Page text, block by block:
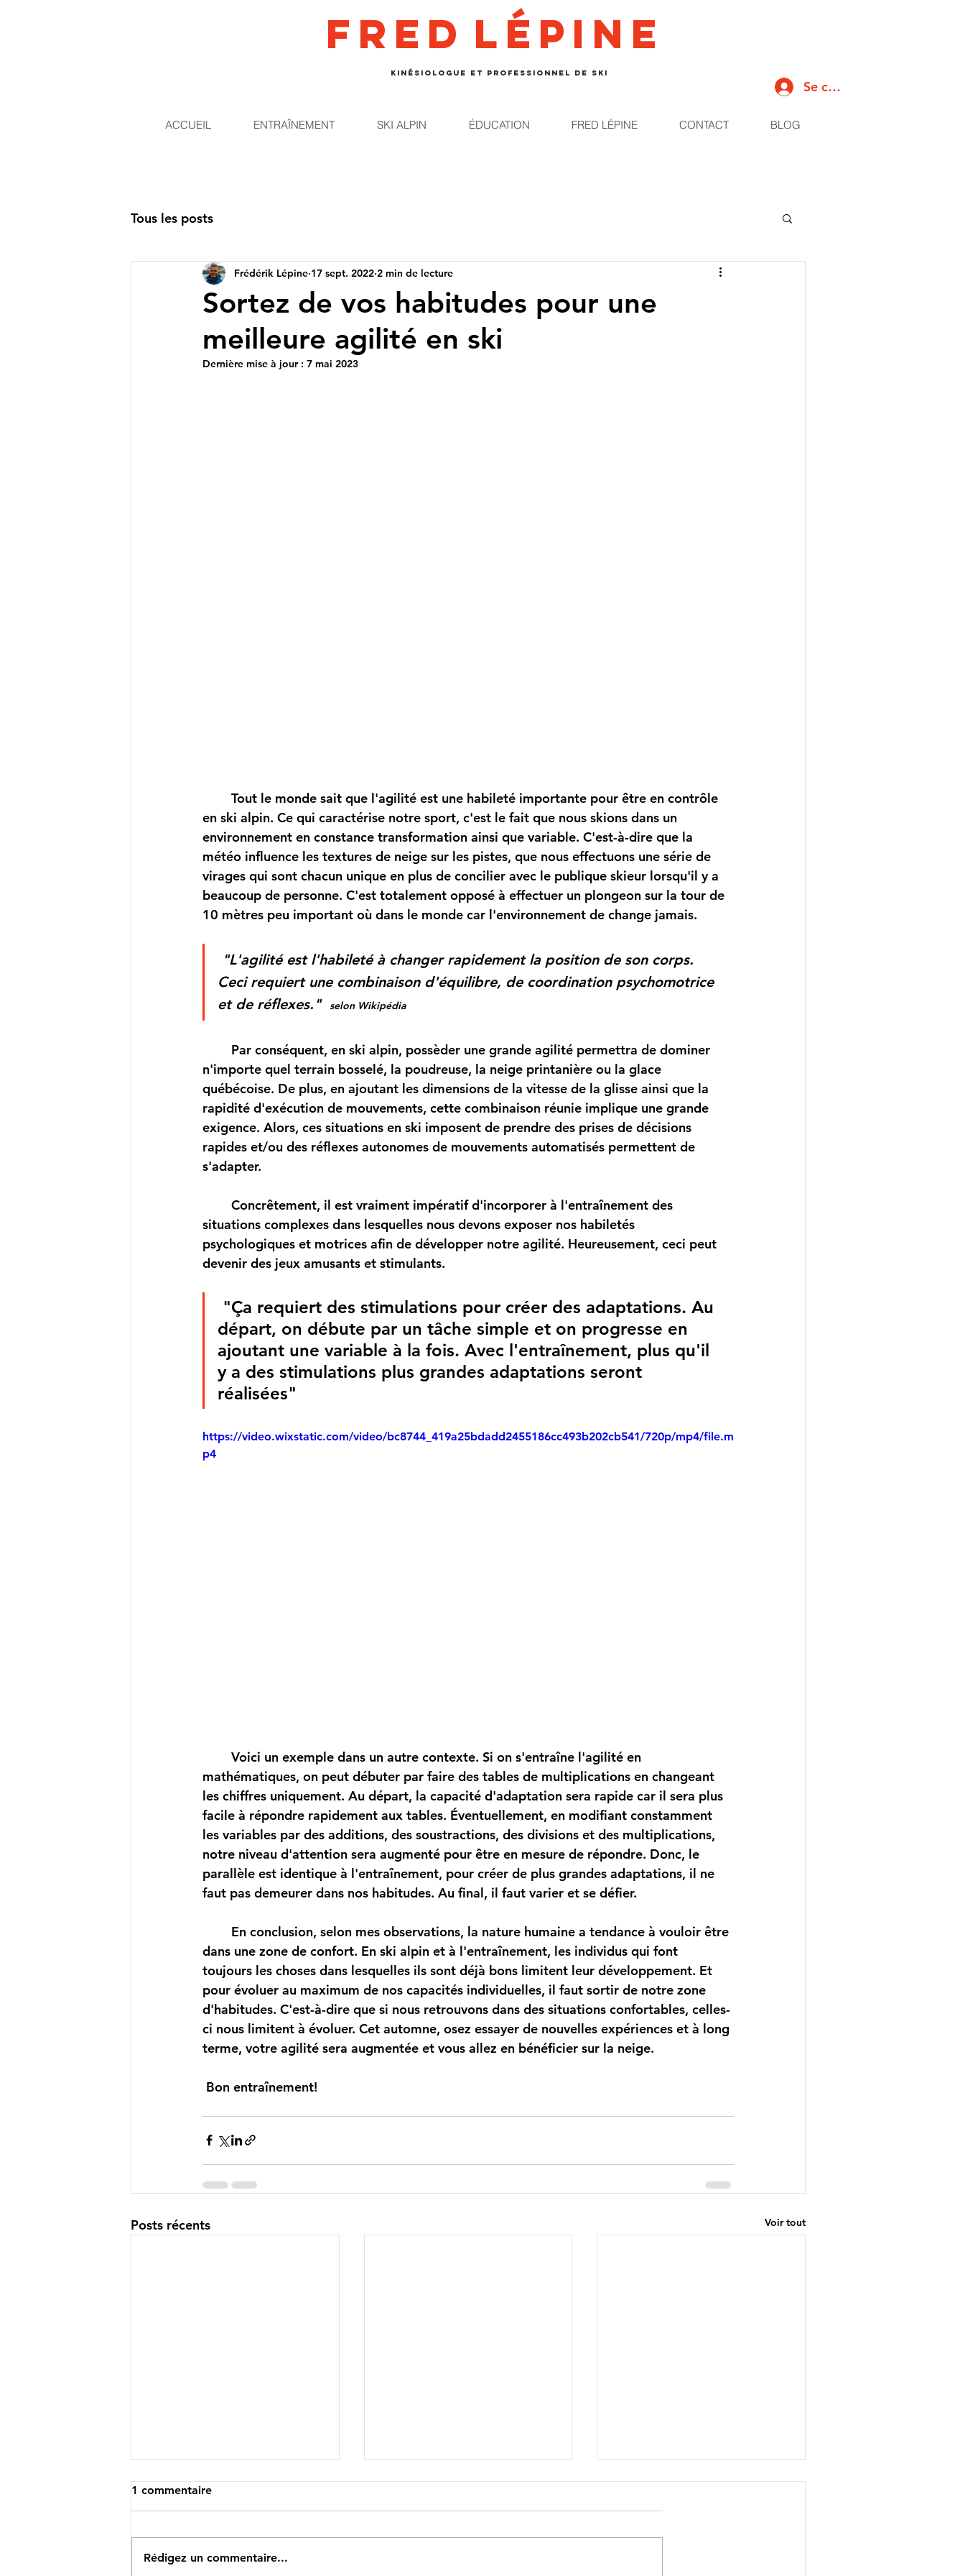
Fred lépine
kinésiologue et professionnel de ski
Se connecter
ACCUEIL ENTRAÎNEMENT SKI ALPIN ÉDUCATION FRED LÉPINE CONTACT BLOG
Tous les posts
Sortez de vos habitudes pour une
meilleure agilité en ski
Frédérik Lépine 17 sept. 2022 2 min de lecture
Dernière mise à jour : 7 mai 2023
en ski alpin. Ce qui caractérise notre sport, c'est le fait que nous skions dans un
environnement en constance transformation ainsi que variable. C'est-à-dire que la
météo influence les textures de neige sur les pistes, que nous effectuons une série de
virages qui sont chacun unique en plus de concilier avec le publique skieur lorsqu'il y a
beaucoup de personne. C'est totalement opposé à effectuer un plongeon sur la tour de
10 mètres peu important où dans le monde car l'environnement de change jamais.
"L'agilité est l'habileté à changer rapidement la position de son corps.
Ceci requiert une combinaison d'équilibre, de coordination psychomotrice
et de réflexes." selon Wikipédia
n'importe quel terrain bosselé, la poudreuse, la neige printanière ou la glace
québécoise. De plus, en ajoutant les dimensions de la vitesse de la glisse ainsi que la
rapidité d'exécution de mouvements, cette combinaison réunie implique une grande
exigence. Alors, ces situations en ski imposent de prendre des prises de décisions
rapides et/ou des réflexes autonomes de mouvements automatisés permettent de
s'adapter.
situations complexes dans lesquelles nous devons exposer nos habiletés
psychologiques et motrices afin de développer notre agilité. Heureusement, ceci peut
devenir des jeux amusants et stimulants.
départ, on débute par un tâche simple et on progresse en
ajoutant une variable à la fois. Avec l'entraînement, plus qu'il
y a des stimulations plus grandes adaptations seront
réalisées"
https://video.wixstatic.com/video/bc8744_419a25bdadd2455186cc493b202cb541/720p/mp4/file.m
p4
mathématiques, on peut débuter par faire des tables de multiplications en changeant
les chiffres uniquement. Au départ, la capacité d'adaptation sera rapide car il sera plus
facile à répondre rapidement aux tables. Éventuellement, en modifiant constamment
les variables par des additions, des soustractions, des divisions et des multiplications,
notre niveau d'attention sera augmenté pour être en mesure de répondre. Donc, le
parallèle est identique à l'entraînement, pour créer de plus grandes adaptations, il ne
faut pas demeurer dans nos habitudes. Au final, il faut varier et se défier.
En conclusion, selon mes observations, la nature humaine a tendance à vouloir être
dans une zone de confort. En ski alpin et à l'entraînement, les individus qui font
toujours les choses dans lesquelles ils sont déjà bons limitent leur développement. Et
pour évoluer au maximum de nos capacités individuelles, il faut sortir de notre zone
d'habitudes. C'est-à-dire que si nous retrouvons dans des situations confortables, celles-
ci nous limitent à évoluer. Cet automne, osez essayer de nouvelles expériences et à long
terme, votre agilité sera augmentée et vous allez en bénéficier sur la neige.
Bon entraînement!
Posts récents Voir tout
1 commentaire
Rédigez un commentaire...